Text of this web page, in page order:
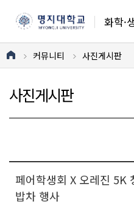
화학·
커뮤니티 사진게시판
사진게시판
페어학생회 X 오레진 5K
밥차 행사